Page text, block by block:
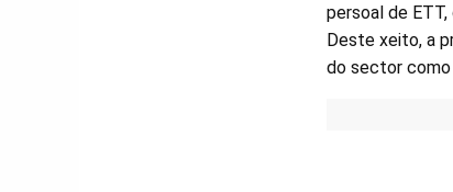
persoal de
Deste xeito, a
do sector como